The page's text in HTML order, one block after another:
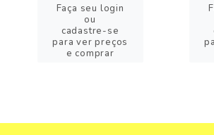
Faça seu login
ou
cadastre-se
para ver preços
e comprar